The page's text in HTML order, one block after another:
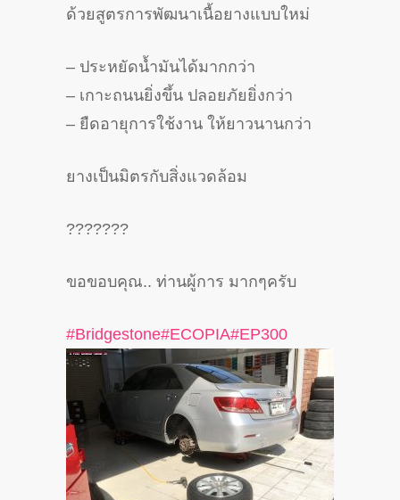
ด้วยสูตรการพัฒนาเนื้อยางแบบใหม่
– ประหยัดน้ำมันได้มากกว่า
– เกาะถนนยิ่งขึ้น ปลอยภัยยิ่งกว่า
– ยืดอายุการใช้งาน ให้ยาวนานกว่า
ยางเป็นมิตรกับสิ่งแวดล้อม
???????
ขอขอบคุณ.. ท่านผู้การ มากๆครับ
#Bridgestone#ECOPIA#EP300